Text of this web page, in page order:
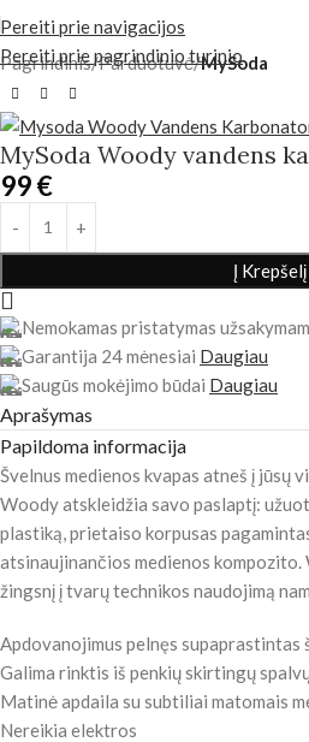
Pereiti prie navigacijos
Pereiti prie pagrindinio turinio
Pagrindinis Parduotuvė MySoda
MySoda Woody vandens
99€
Į Krepšelį
Nemokamas pristatymas
Garantija 24 mėnesiai Daugiau
Saugūs mokėjimo būdai Daugiau
Aprašymas
Papildoma informacija
Švelnus medienos kvapas atneš į jūsų
Woody atskleidžia savo paslaptį:
plastiką, prietaiso korpusas
atsinaujinančios medienos kompozito.
žingsnį į tvarų technikos naudojimą
Apdovanojimus pelnęs supaprastintas
Galima rinktis iš penkių skirtingų
Matinė apdaila su subtiliai matomais
Nereikia elektros